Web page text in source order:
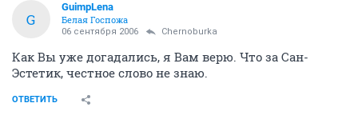
G
GuimpLena
Белая Госпожа
06 сентября 2006 Chernoburka
Как Вы уже догадались, я Вам верю. Что за Сан-
Эстетик, честное слово не знаю.
ОТВЕТИТЬ